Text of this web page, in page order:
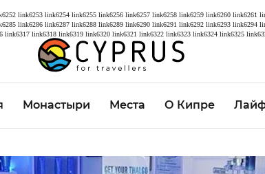
link6253 link6254 link6255 link6256 link6257 link6258 link6259 link6260 link6261
link6286 link6287 link6288 link6289 link6290 link6291 link6292 link6293 link6294
link6317 link6318 link6319 link6320 link6321 link6322 link6323 link6324 link6325
Монастыри Места О Кипре